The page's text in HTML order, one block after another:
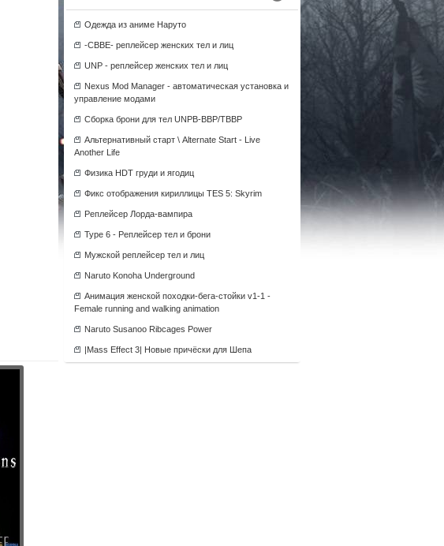
Одежда из аниме Наруто
-CBBE- реплейсер женских тел и лиц
UNP - реплейсер женских тел и лиц
Nexus Mod Manager - автоматическая установка и
управление модами
Сборка брони для тел UNPB-BBP/TBBP
Альтернативный старт \ Alternate Start - Live
Another Life
Физика HDT груди и ягодиц
Фикс отображения кириллицы TES 5: Skyrim
Реплейсер Лорда-вампира
Type 6 - Реплейсер тел и брони
Мужской реплейсер тел и лиц
Naruto Konoha Underground
Анимация женской походки-бега-стойки v1-1 -
Female running and walking animation
Naruto Susanoo Ribcages Power
|Mass Effect 3| Новые причёски для Шепа